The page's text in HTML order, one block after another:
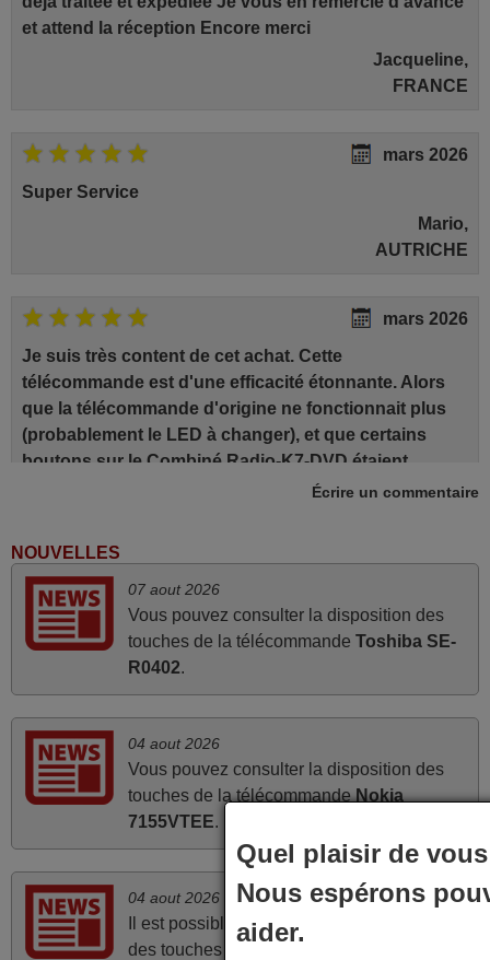
et attend la réception Encore merci
Jacqueline,
FRANCE
mars 2026
Super Service
Mario,
AUTRICHE
mars 2026
Je suis très content de cet achat. Cette
télécommande est d'une efficacité étonnante. Alors
que la télécommande d'origine ne fonctionnait plus
(probablement le LED à changer), et que certains
boutons sur le Combiné Radio-K7-DVD étaient
inopérants. Voilà de quoi donner une seconde vie à
mai 2026
Concerne la télécommande de remplacement pour le
été émis car le délai de 24h était dépassé, néanmoins
j'ai reçu la télécommande au cours du 3ème jour
ouvré, compatible avec mon besoin. Concernant la
fonctionnalité de la télécommande, le produit tient sa
facilement la fonction des différentes touches. De
plus, elle est directement utilisable moyennant
l'insertion des 2 piles fournies.
Écrire un commentaire
NOUVELLES
07 aout 2026
Vous pouvez consulter la disposition des
touches de la télécommande Toshiba SE-
R0402.
04 aout 2026
Vous pouvez consulter la disposition des
touches de la télécommandeNokia
7155VTEE.
04 aout 2026
Il est possible d'afficher la notice interactive
des touches de la télécommande
Quel plaisir de
Nous espérons
aider.